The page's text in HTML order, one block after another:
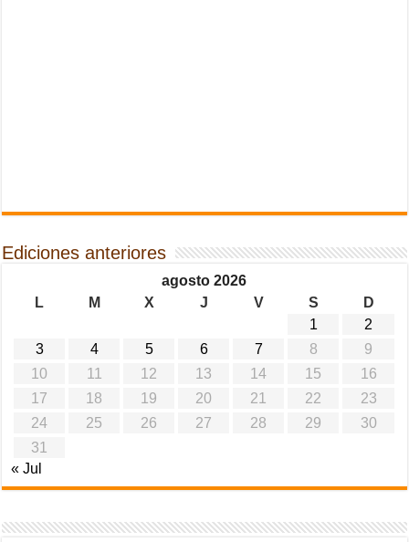
Ediciones anteriores
agosto 2026
L
M X J V S
D
1
2
3
4 5 6 7 8
9
10
11 12 13 14 15
16
17
18 19 20 21 22
23
24
25 26 27 28 29
30
31
« Jul